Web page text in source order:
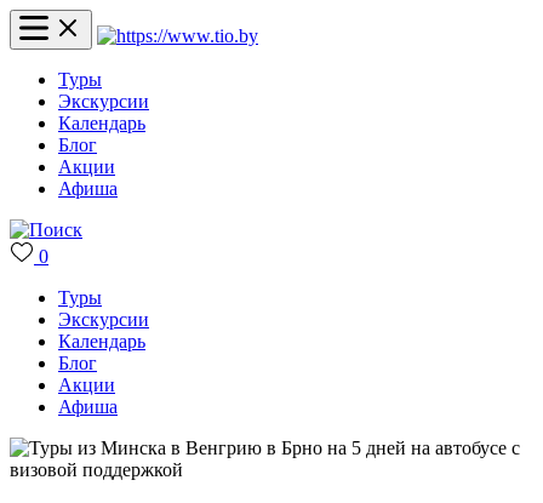
Туры
Экскурсии
Календарь
Блог
Акции
Афиша
0
Туры
Экскурсии
Календарь
Блог
Акции
Афиша